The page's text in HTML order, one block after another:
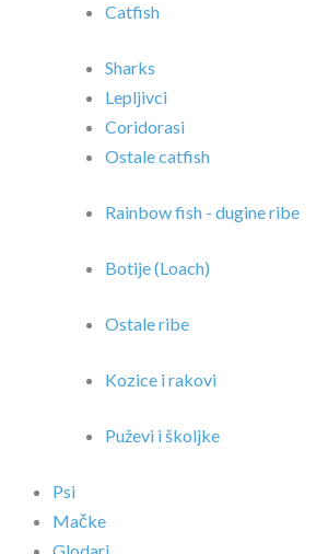
Catfish
Sharks
Lepljivci
Coridorasi
Ostale catfish
Rainbow fish - dugine ribe
Botije (Loach)
Ostale ribe
Kozice i rakovi
Puževi i školjke
Psi
Mačke